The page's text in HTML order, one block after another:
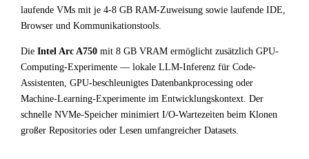
laufende VMs mit je 4-8 GB RAM-Zuweisung sowie laufende IDE,
Browser und Kommunikationstools.
Die Intel Arc A750 mit 8 GB VRAM ermöglicht zusätzlich GPU-
Computing-Experimente — lokale LLM-Inferenz für Code-
Assistenten, GPU-beschleunigtes Datenbankprocessing oder
Machine-Learning-Experimente im Entwicklungskontext. Der
schnelle NVMe-Speicher minimiert I/O-Wartezeiten beim Klonen
großer Repositories oder Lesen umfangreicher Datasets.